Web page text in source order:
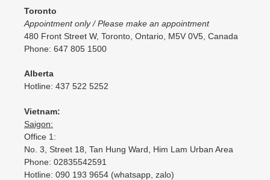
Toronto
Appointment only / Please make an appointment
480 Front Street W, Toronto, Ontario, M5V 0V5, Canada
Phone: 647 805 1500
Alberta
Hotline: 437 522 5252
Vietnam:
Saigon:
Office 1:
No. 3, Street 18, Tan Hung Ward, Him Lam Urban Area
Phone: 02835542591
Hotline: 090 193 9654 (whatsapp, zalo)